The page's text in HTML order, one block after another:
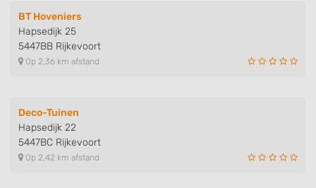
BT Hoveniers
Hapsedijk 25
5447BB Rijkevoort
Op 2,36 km afstand
Deco-Tuinen
Hapsedijk 22
5447BC Rijkevoort
Op 2,42 km afstand